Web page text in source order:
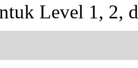
Level 1, 2,